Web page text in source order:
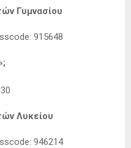
Γυμνασίου
915648
Λυκείου
946214